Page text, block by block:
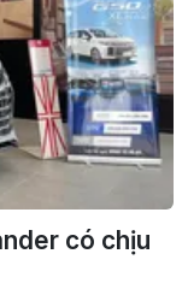
có chịu